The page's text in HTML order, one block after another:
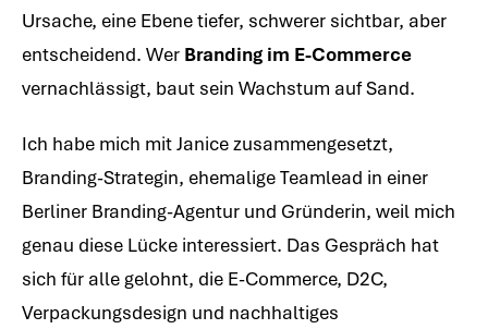
Ursache, eine Ebene tiefer, schwerer sichtbar, aber
entscheidend. Wer Branding im E-Commerce
vernachlässigt, baut sein Wachstum auf Sand.
Ich habe mich mit Janice zusammengesetzt,
Branding-Strategin, ehemalige Teamlead in einer
Berliner Branding-Agentur und Gründerin, weil mich
genau diese Lücke interessiert. Das Gespräch hat
sich für alle gelohnt, die E-Commerce, D2C,
Verpackungsdesign und nachhaltiges